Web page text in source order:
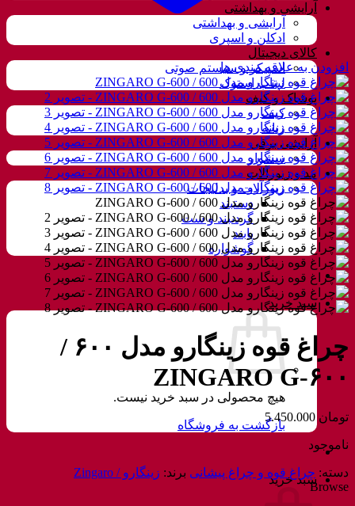
آرایشی و بهداشتی
آرایشی و بهداشتی
ادکلن و اسپری
کالای دیجیتال
اسپیکر و سیستم صوتی
لپتاب استوک
پوشاک و کیف
کیف
زنانه
آرایشی برقی
سشوار
مد و زیورآلات
زیورآلات و بدلیجات
دستبند
گردنبند و ست
پابند
گوشواره
سبد خرید
هیچ محصولی در سبد خرید نیست.
بازگشت به فروشگاه
سبد خرید
افزودن به علاقه مندی ها
چراغ قوه زینگارو مدل ۶۰۰ /
ZINGARO G-۶۰۰
تومان
ناموجود
دسته: چراغ قوه و چراغ پیشانی برند: زینگارو / Zingaro
Browse